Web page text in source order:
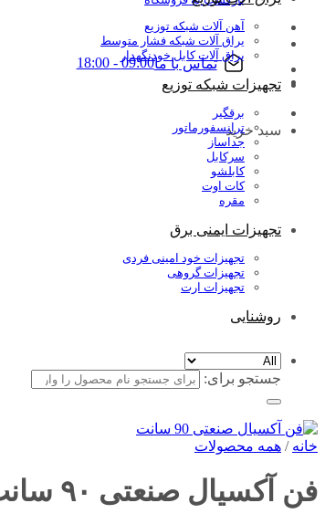
تماس با ما09:00 - 18:00
سبد خرید
آهن آلات شبکه توزیع
یراق آلات شبکه فشار متوسط
یراق آلات کابل خودنگهدار
تجهیزات شبکه توزیع
برقگیر
ترانسفورماتور
جداساز
سرکابل
کابلشو
کات اوت
مقره
تجهیزات ایمنی برق
تجهیزات خود امینی فردی
تجهیزات گروهی
تجهیزات ارت
روشنایی
جستجو برای:
خانه / همه محصولات
فن آکسیال صنعتی ۹۰ سانت سری DVMP با موتور دمنده